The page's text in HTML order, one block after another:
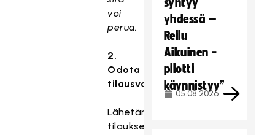
voi
perua.
2.
Odota
tilausvahvistusta
Lähetämme
tilauksenne
yhdessä –
Reilu
Aikuinen -
pilotti
käynnistyy”
05.08.2026